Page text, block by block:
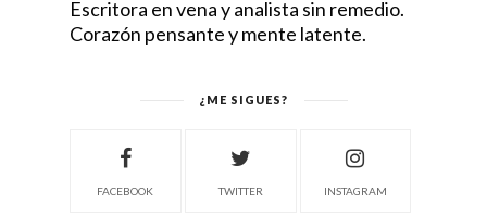
Escritora en vena y analista sin remedio.
Corazón pensante y mente latente.
¿ME SIGUES?
FACEBOOK TWITTER INSTAGRAM